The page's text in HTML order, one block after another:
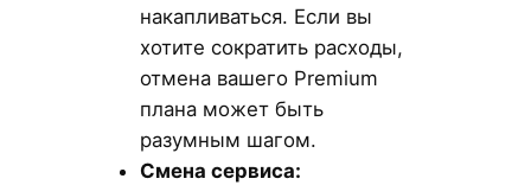
накапливаться. Если вы
хотите сократить расходы,
отмена вашего Premium
плана может быть
разумным шагом.
Смена сервиса: